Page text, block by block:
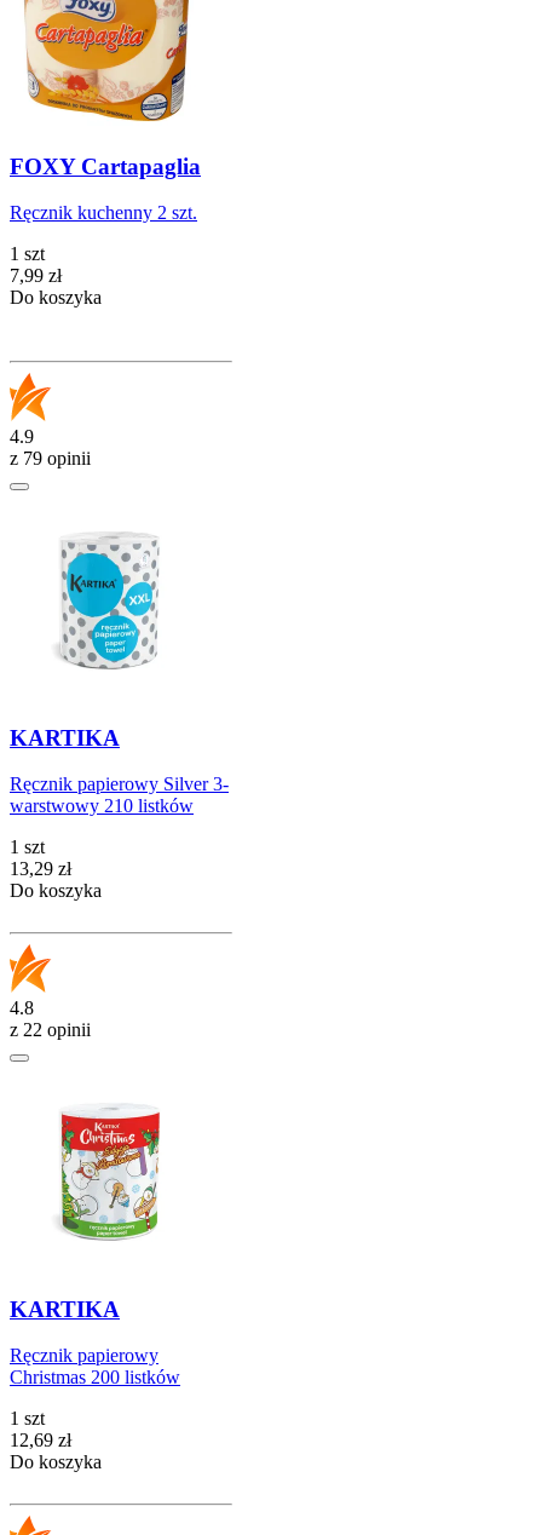
FOXY Cartapaglia
Ręcznik kuchenny 2 szt.
1 szt
Cena
7,99 zł
Do koszyka
4.9
z 79 opinii
KARTIKA
Ręcznik papierowy Silver 3-
warstwowy 210 listków
1 szt
Cena
13,29 zł
Do koszyka
4.8
z 22 opinii
KARTIKA
Ręcznik papierowy
Christmas 200 listków
1 szt
Cena
12,69 zł
Do koszyka